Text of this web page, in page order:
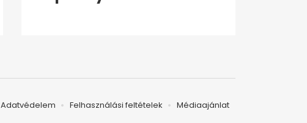
Adatvédelem Felhasználási feltételek Médiaajánlat